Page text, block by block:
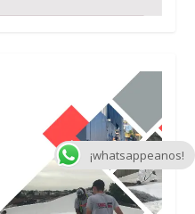
¡whatsappeanos!